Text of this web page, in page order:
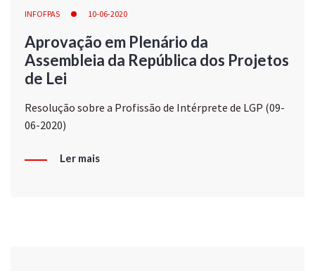
INFOFPAS 10-06-2020
Aprovação em Plenário da
Assembleia da República dos Projetos
de Lei
Resolução sobre a Profissão de Intérprete de LGP (09-
06-2020)
Ler mais